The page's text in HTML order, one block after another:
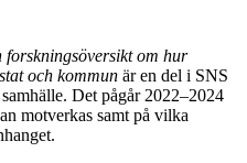
forskningsöversikt om hur
och kommun är en del i SNS
Det pågår 2022–2024
motverkas samt på vilka